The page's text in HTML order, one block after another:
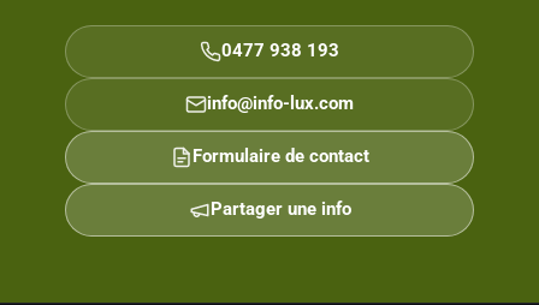
0477 938 193
info@info-lux.com
Formulaire de contact
Partager une info